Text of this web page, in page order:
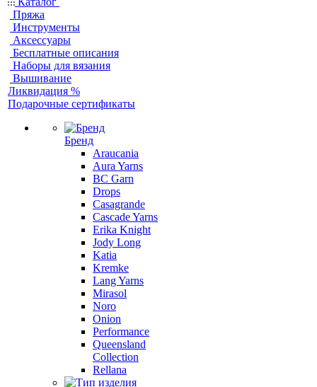
Пряжа
Инструменты
Аксессуары
Бесплатные описания
Наборы для вязания
Вышивание
Ликвидация %
Подарочные сертификаты
Бренд
Araucania
Aura Yarns
BC Garn
Drops
Casagrande
Cascade Yarns
Erika Knight
Jody Long
Katia
Kremke
Lang Yarns
Mirasol
Noro
Onion
Performance
Queensland
Collection
Rellana